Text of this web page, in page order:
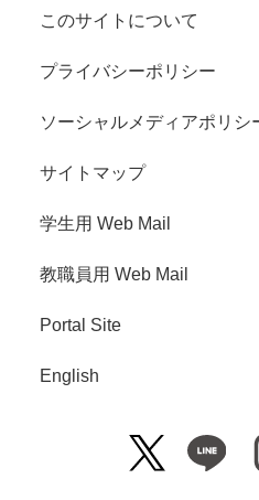
このサイトについて
プライバシーポリシー
ソーシャルメディアポリシ
サイトマップ
学生用 Web Mail
教職員用 Web Mail
Portal Site
English